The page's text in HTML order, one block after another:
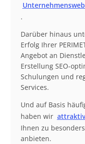
.
Darüber hinaus
Erfolg Ihrer
Angebot an
Erstellung SEO-
Schulungen und
Services.
Und auf Basis
haben wir
Ihnen zu
anbieten.